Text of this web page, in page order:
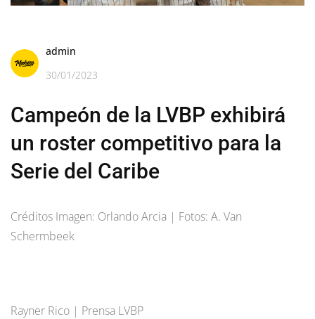
admin
30/01/2023
Campeón de la LVBP exhibirá
un roster competitivo para la
Serie del Caribe
Créditos Imagen: Orlando Arcia | Fotos: A. Van
Schermbeek
Rayner Rico | Prensa LVBP